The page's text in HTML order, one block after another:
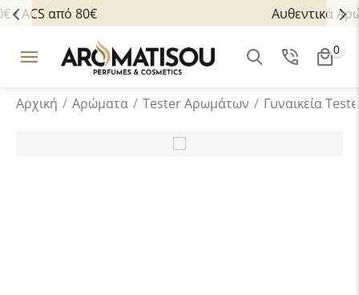
0
Αρχική / Αρώματα / Tester Aρωμάτων / Γυναικεία